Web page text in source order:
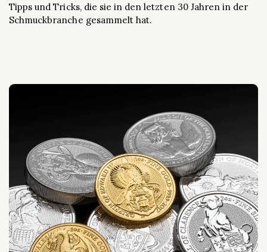
Tipps und Tricks, die sie in den letzten 30 Jahren in der
Schmuckbranche gesammelt hat.